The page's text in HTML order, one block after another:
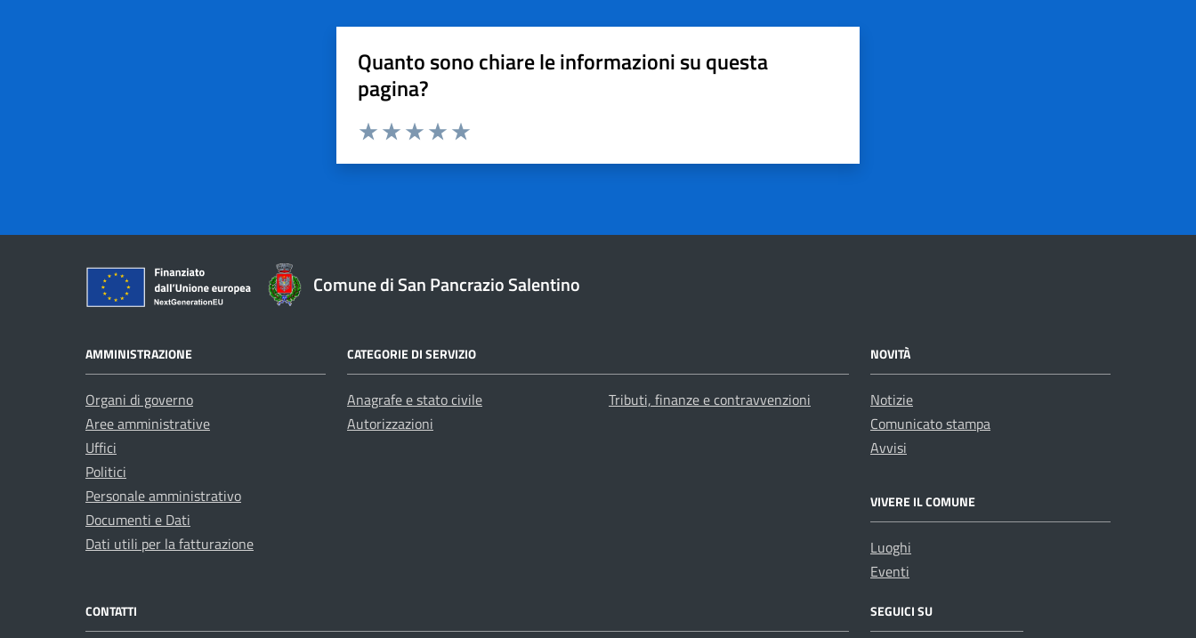
Quanto sono chiare le informazioni su questa
pagina?
Comune di San Pancrazio Salentino
AMMINISTRAZIONE
Organi di governo
Aree amministrative
Uffici
Politici
Personale amministrativo
Documenti e Dati
Dati utili per la fatturazione
CATEGORIE DI SERVIZIO
Anagrafe e stato civile
Autorizzazioni
Tributi, finanze e contravvenzioni
NOVITÀ
Notizie
Comunicato stampa
Avvisi
VIVERE IL COMUNE
Luoghi
Eventi
CONTATTI SEGUICI SU